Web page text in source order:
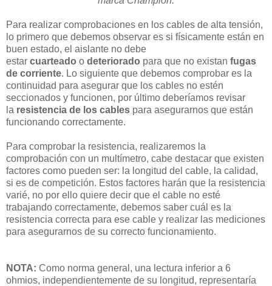
Para realizar comprobaciones en los cables de alta tensión,
lo primero que debemos observar es si físicamente están en
buen estado, el aislante no debe
estar cuarteado o deteriorado para que no existan fugas
de corriente. Lo siguiente que debemos comprobar es la
continuidad para asegurar que los cables no estén
seccionados y funcionen, por último deberíamos revisar
la resistencia de los cables para asegurarnos que están
funcionando correctamente.
Para comprobar la resistencia, realizaremos la
comprobación con un multímetro, cabe destacar que existen
factores como pueden ser: la longitud del cable, la calidad,
si es de competición. Estos factores harán que la resistencia
varié, no por ello quiere decir que el cable no esté
trabajando correctamente, debemos saber cuál es la
resistencia correcta para ese cable y realizar las mediciones
para asegurarnos de su correcto funcionamiento.
NOTA: Como norma general, una lectura inferior a 6
ohmios, independientemente de su longitud, representaría